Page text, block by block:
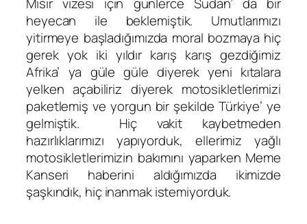
heyecan ile beklemiştik. Umutlarımızı
yitirmeye başladığımızda moral bozmaya hiç
gerek yok iki yıldır karış karış gezdiğimiz
Afrika’ ya güle güle diyerek yeni kıtalara
yelken açabiliriz diyerek motosikletlerimizi
paketlemiş ve yorgun bir şekilde Türkiye’ ye
gelmiştik. Hiç vakit kaybetmeden
hazırlıklarımızı yapıyorduk, ellerimiz yağlı
motosikletlerimizin bakımını yaparken Meme
Kanseri haberini aldığımızda ikimizde
şaşkındık, hiç inanmak istemiyorduk.